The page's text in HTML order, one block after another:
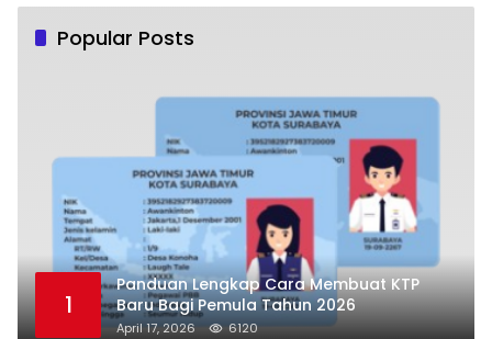
Popular Posts
1
Panduan Lengkap Cara Membuat KTP
Baru Bagi Pemula Tahun 2026
April 17, 2026 6120